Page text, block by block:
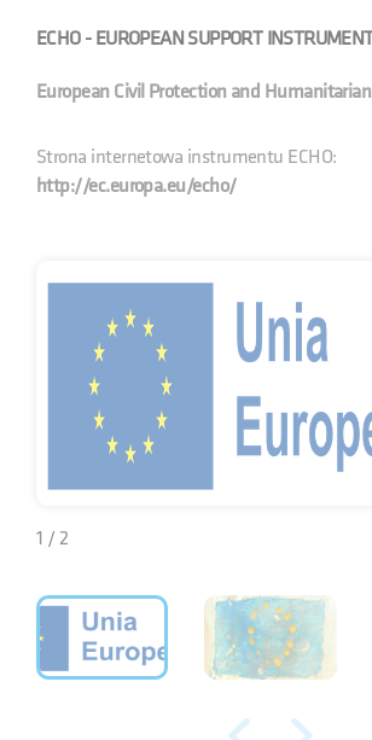
ECHO - EUROPEAN SUPPORT
European Civil Protection and
Strona internetowa instrumentu ECHO:
http://ec.europa.eu/echo/
1 / 2